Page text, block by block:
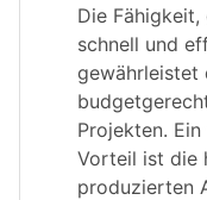
Die
schnell und
gewährleistet
Projekten.
Vorteil ist die
produzierten